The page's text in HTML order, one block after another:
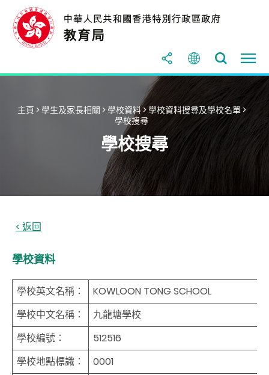
主頁 >學生及家長相關 >學校資料>學校資料搜尋及學校名單>
學校搜尋
學校搜尋
學校資料
學校英文名稱：
KOWLOON TONG SCHOOL
學校中文名稱：
九龍塘學校
學校編號：
512516
學校地點標識：
0001